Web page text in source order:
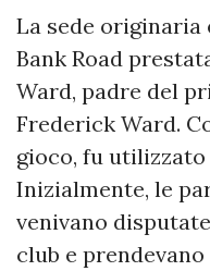
La sede originaria
Bank Road
Ward, padre del
Frederick Ward.
gioco, fu
Inizialmente, le
venivano
club e